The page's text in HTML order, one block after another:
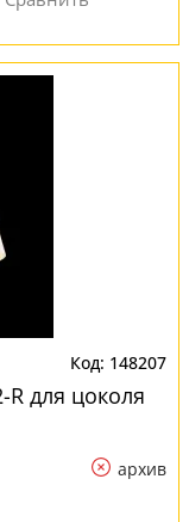
148207
R для цоколя
архив